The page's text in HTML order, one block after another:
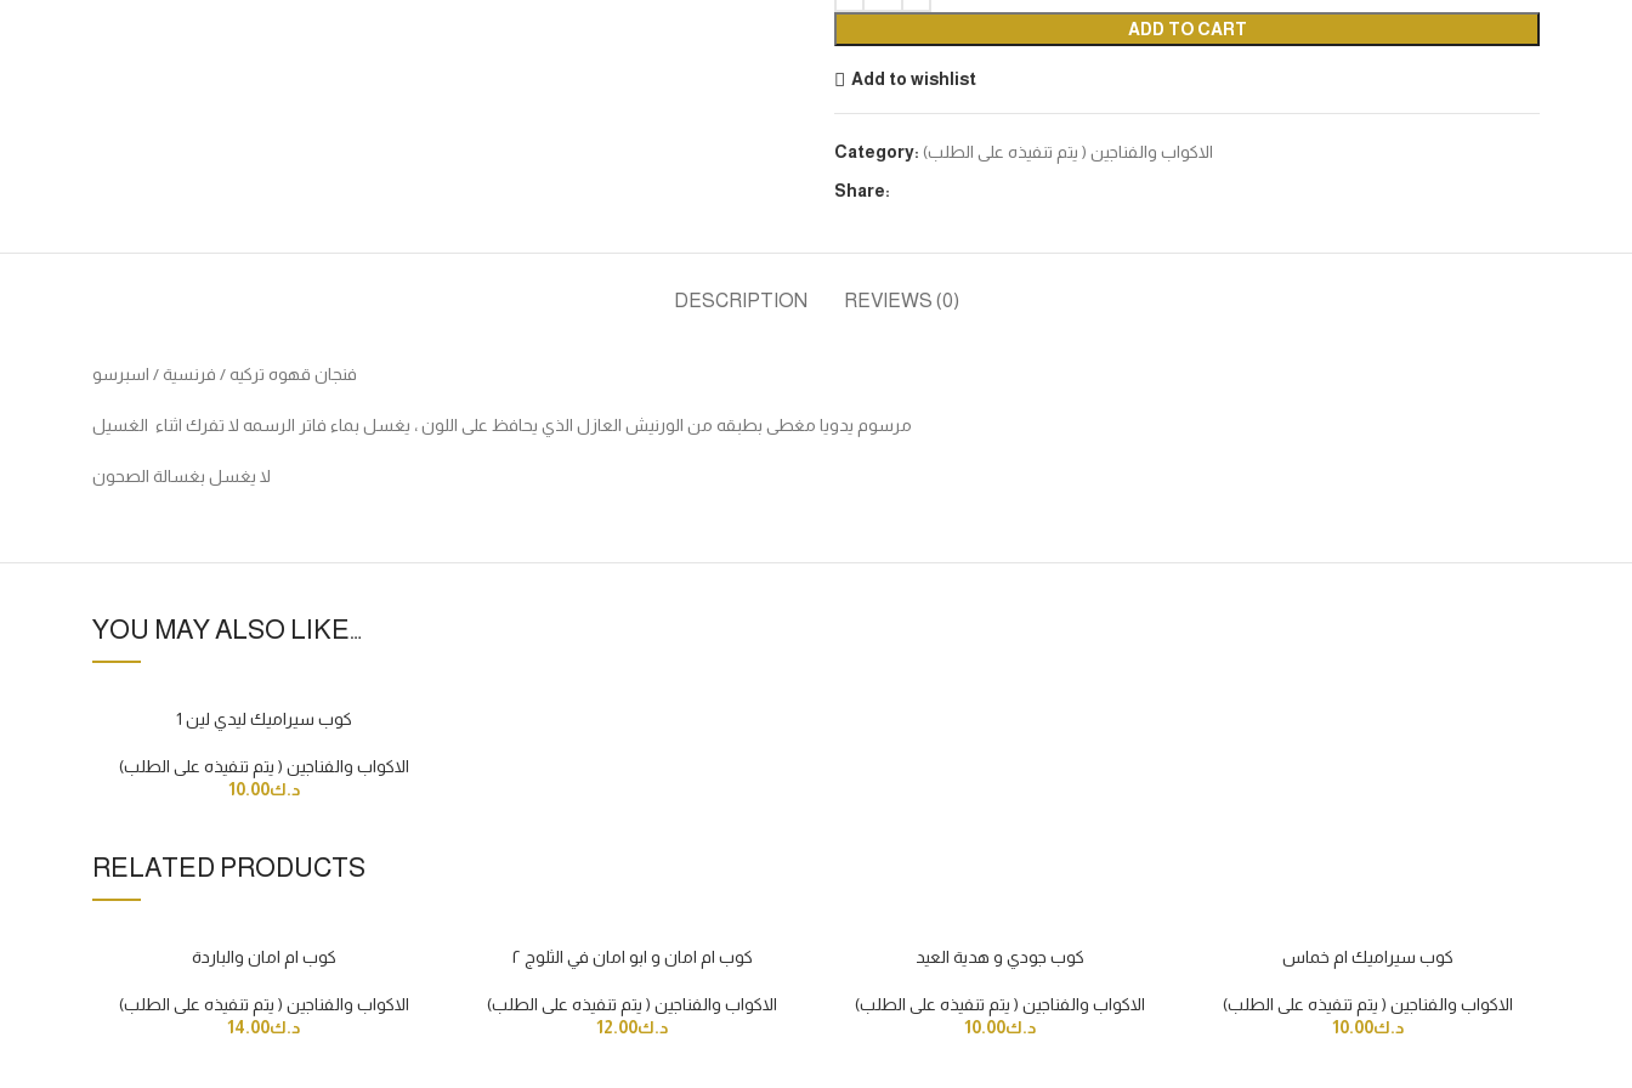
ADD TO CART
Add to wishlist
Category: الاكواب والفناجين ( يتم تنفيذه على الطلب)
Share:
DESCRIPTION REVIEWS (0)
فنجان قهوه تركيه / فرنسية / اسبرسو
مرسوم يدويا مغطى بطبقه من الورنيش العازل الذي يحافظ على اللون ، يغسل بماء فاتر الرسمه لا تفرك اثناء الغسيل
لا يغسل بغسالة الصحون
YOU MAY ALSO LIKE…
كوب سيراميك ليدي لين 1
الاكواب والفناجين ( يتم تنفيذه على الطلب)
د.ك10.00
RELATED PRODUCTS
كوب ام امان والباردة
الاكواب والفناجين ( يتم تنفيذه على الطلب)
د.ك14.00
كوب ام امان و ابو امان في الثلوج ٢
الاكواب والفناجين ( يتم تنفيذه على الطلب)
د.ك12.00
كوب جودي و هدية العيد
الاكواب والفناجين ( يتم تنفيذه على الطلب)
د.ك10.00
كوب سيراميك ام خماس
الاكواب والفناجين ( يتم تنفيذه على الطلب)
د.ك10.00